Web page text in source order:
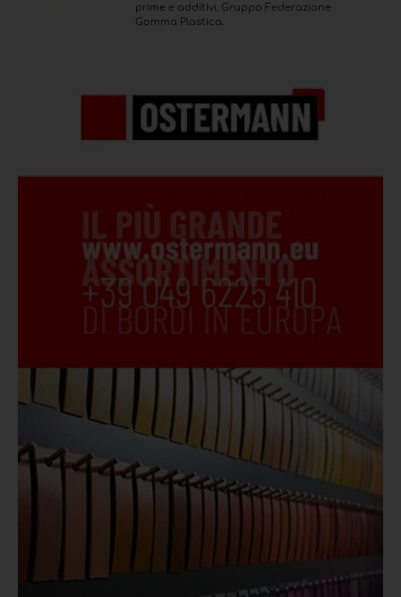
prime e additivi. Gruppo Federazione
Gomma Plastica.